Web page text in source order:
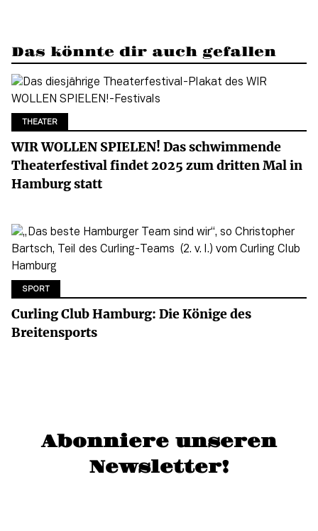
Das könnte dir auch gefallen
THEATER
WIR WOLLEN SPIELEN! Das schwimmende
Theaterfestival findet 2025 zum dritten Mal in
Hamburg statt
SPORT
Curling Club Hamburg: Die Könige des
Breitensports
Abonniere unseren
Newsletter!